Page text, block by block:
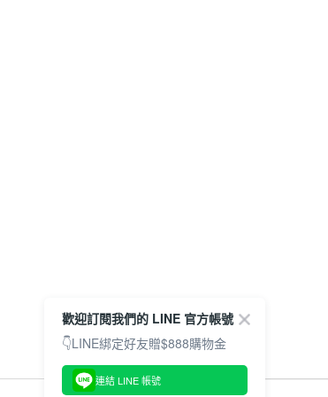
歡迎訂閱我們的 LINE 官方帳號
👇LINE綁定好友贈$888購物金
連結 LINE 帳號